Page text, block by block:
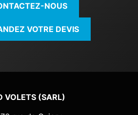
NOUS
VOTRE DEVIS
VOLETS (SARL)